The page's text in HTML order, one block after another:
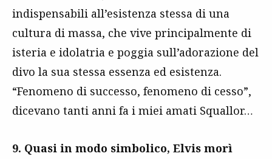
indispensabili all’esistenza stessa di una
cultura di massa, che vive principalmente di
isteria e idolatria e poggia sull’adorazione del
divo la sua stessa essenza ed esistenza.
“Fenomeno di successo, fenomeno di cesso”,
dicevano tanti anni fa i miei amati Squallor…
9. Quasi in modo simbolico, Elvis morì